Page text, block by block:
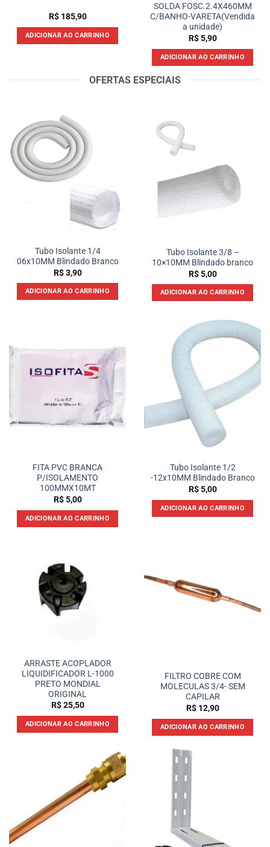
R$185,90
ADICIONAR AO CARRINHO
SOLDA FOSC.2.4X460MM
C/BANHO-VARETA(Vendida
a unidade)
R$5,90
ADICIONAR AO CARRINHO
OFERTAS ESPECIAIS
Tubo Isolante 1/4
06x10MM Blindado Branco
R$3,90
ADICIONAR AO CARRINHO
Tubo Isolante 3/8 –
10×10MM Blindado branco
R$5,00
ADICIONAR AO CARRINHO
FITA PVC BRANCA
P/ISOLAMENTO
100MMX10MT
R$5,00
ADICIONAR AO CARRINHO
Tubo Isolante 1/2
-12x10MM Blindado Branco
R$5,00
ADICIONAR AO CARRINHO
FILTRO COBRE COM
MOLECULAS 3/4- SEM
CAPILAR
R$12,90
ADICIONAR AO CARRINHO
ARRASTE ACOPLADOR
LIQUIDIFICADOR L-1000
PRETO MONDIAL
ORIGINAL
R$25,50
ADICIONAR AO CARRINHO